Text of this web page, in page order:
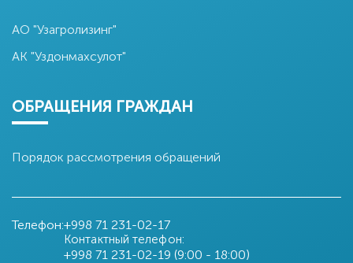
АО "Узагролизинг"
АК "Уздонмахсулот"
ОБРАЩЕНИЯ ГРАЖДАН
Порядок рассмотрения обращений
Телефон:+998 71 231-02-17
Контактный телефон:
+998 71 231-02-19 (9:00 - 18:00)